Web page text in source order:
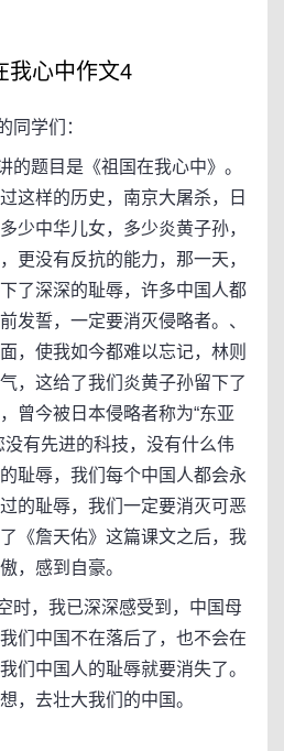
我心中作文4
学们：
题目是《祖国在我心中》。
这样的历史，南京大屠杀，日
少中华儿女，多少炎黄子孙，
更没有反抗的能力，那一天，
了深深的耻辱，许多中国人都
发誓，一定要消灭侵略者。、
，使我如今都难以忘记，林则
，这给了我们炎黄子孙留下了
曾今被日本侵略者称为“东亚
没有先进的科技，没有什么伟
耻辱，我们每个中国人都会永
的耻辱，我们一定要消灭可恶
《詹天佑》这篇课文之后，我
，感到自豪。
，我已深深感受到，中国母
们中国不在落后了，也不会在
们中国人的耻辱就要消失了。
，去壮大我们的中国。